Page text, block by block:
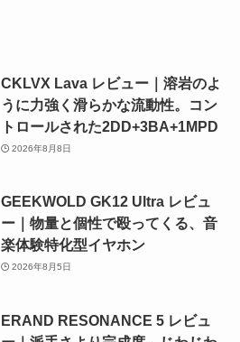
CKLVX Lava レビュー｜溶岩のよ
うに力強く滑らかな流動性。コン
トロールされた2DD+3BA+1MPD
2026年8月8日
GEEKWOLD GK12 Ultra レビュ
ー｜物量と個性で殴ってくる、音
楽体験特化型イヤホン
2026年8月5日
ERAND RESONANCE 5 レビュ